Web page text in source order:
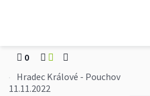
Hradec
0
Hradec Králové - Pouchov
11.11.2022